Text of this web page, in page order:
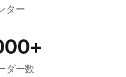
ター
ダー数